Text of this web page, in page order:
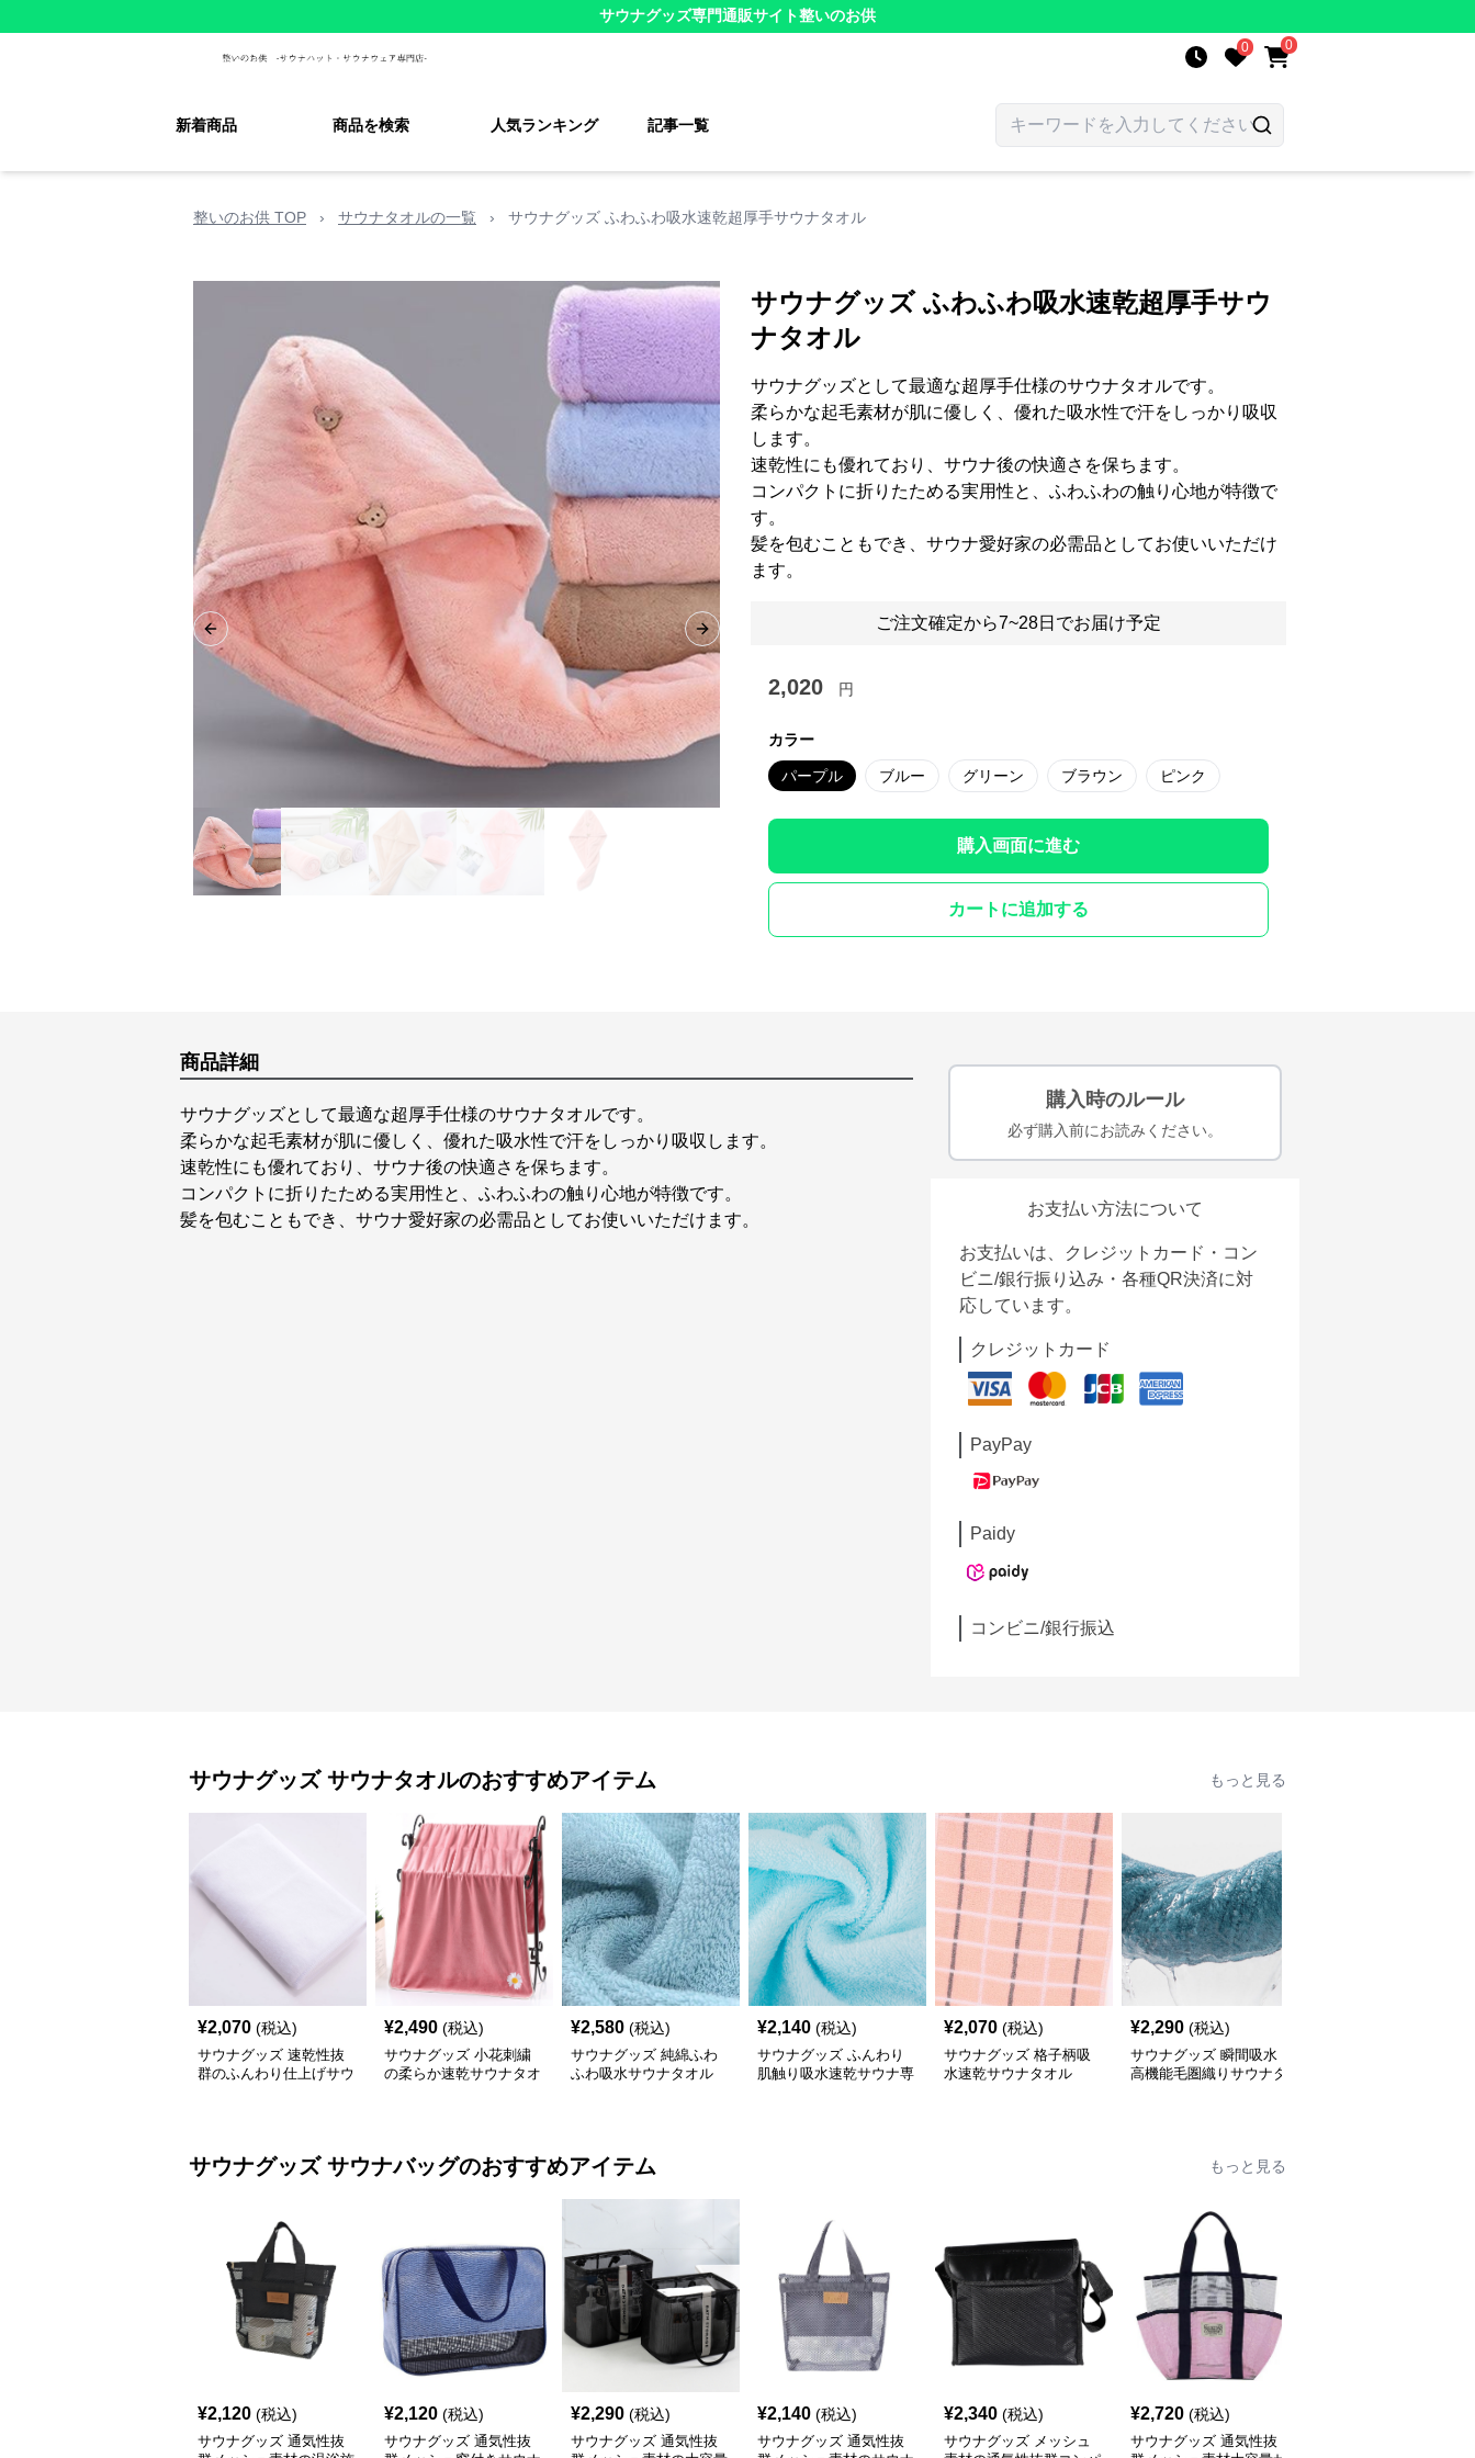
サウナグッズ専門通販サイト整いのお供
0 0
新着商品 商品を検索 人気ランキング 記事一覧
整いのお供 TOP › サウナタオルの一覧 › サウナグッズ ふわふわ吸水速乾超厚手サウナタオル
Previous slide Next slide
サウナグッズ ふわふわ吸水速乾超厚手サウ
ナタオル
サウナグッズとして最適な超厚手仕様のサウナタオルです。
柔らかな起毛素材が肌に優しく、優れた吸水性で汗をしっかり吸収
します。
速乾性にも優れており、サウナ後の快適さを保ちます。
コンパクトに折りたためる実用性と、ふわふわの触り心地が特徴で
す。
髪を包むこともでき、サウナ愛好家の必需品としてお使いいただけ
ます。
ご注文確定から7~28日でお届け予定
2,020 円
カラー
パープル ブルー グリーン ブラウン ピンク
購入画面に進む
カートに追加する
商品詳細
サウナグッズとして最適な超厚手仕様のサウナタオルです。
柔らかな起毛素材が肌に優しく、優れた吸水性で汗をしっかり吸収します。
速乾性にも優れており、サウナ後の快適さを保ちます。
コンパクトに折りたためる実用性と、ふわふわの触り心地が特徴です。
髪を包むこともでき、サウナ愛好家の必需品としてお使いいただけます。
購入時のルール
必ず購入前にお読みください。
お支払い方法について
お支払いは、クレジットカード・コン
ビニ/銀行振り込み・各種QR決済に対
応しています。
クレジットカード
PayPay
Paidy
コンビニ/銀行振込
サウナグッズ サウナタオルのおすすめアイテム もっと見る
¥2,070 (税込)
サウナグッズ 速乾性抜
群のふんわり仕上げサウ
¥2,490 (税込)
サウナグッズ 小花刺繍
の柔らか速乾サウナタオ
¥2,580 (税込)
サウナグッズ 純綿ふわ
ふわ吸水サウナタオル
¥2,140 (税込)
サウナグッズ ふんわり
肌触り吸水速乾サウナ専
¥2,070 (税込)
サウナグッズ 格子柄吸
水速乾サウナタオル
¥2,290 (税込)
サウナグッズ 瞬間吸水
高機能毛圏織りサウナタ
サウナグッズ サウナバッグのおすすめアイテム もっと見る
¥2,120 (税込)
サウナグッズ 通気性抜
¥2,120 (税込)
サウナグッズ 通気性抜
¥2,290 (税込)
サウナグッズ 通気性抜
¥2,140 (税込)
サウナグッズ 通気性抜
¥2,340 (税込)
サウナグッズ メッシュ
¥2,720 (税込)
サウナグッズ 通気性抜